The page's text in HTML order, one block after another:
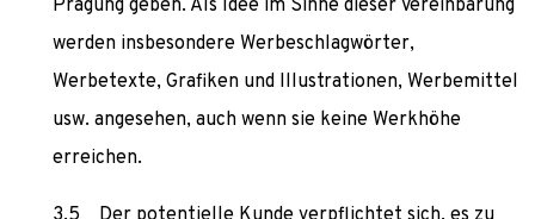
Prägung geben. Als Idee im Sinne dieser Vereinbarung
werden insbesondere Werbeschlagwörter,
Werbetexte, Grafiken und Illustrationen, Werbemittel
usw. angesehen, auch wenn sie keine Werkhöhe
erreichen.